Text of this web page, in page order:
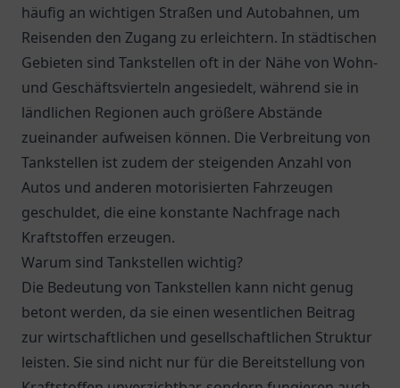
häufig an wichtigen Straßen und Autobahnen, um
Reisenden den Zugang zu erleichtern. In städtischen
Gebieten sind Tankstellen oft in der Nähe von Wohn-
und Geschäftsvierteln angesiedelt, während sie in
ländlichen Regionen auch größere Abstände
zueinander aufweisen können. Die Verbreitung von
Tankstellen ist zudem der steigenden Anzahl von
Autos und anderen motorisierten Fahrzeugen
geschuldet, die eine konstante Nachfrage nach
Kraftstoffen erzeugen.
Warum sind Tankstellen wichtig?
Die Bedeutung von Tankstellen kann nicht genug
betont werden, da sie einen wesentlichen Beitrag
zur wirtschaftlichen und gesellschaftlichen Struktur
leisten. Sie sind nicht nur für die Bereitstellung von